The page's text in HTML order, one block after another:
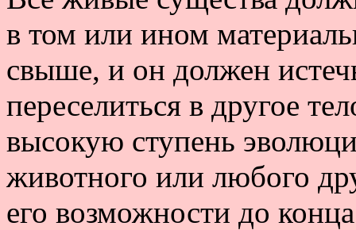
в том или ином
свыше, и он должен
переселиться в другое
высокую ступень
животного или любого
его возможности до